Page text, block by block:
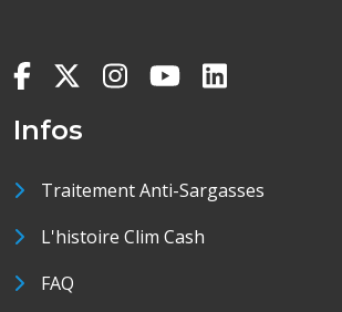
Infos
Traitement Anti-Sargasses
L'histoire Clim Cash
FAQ